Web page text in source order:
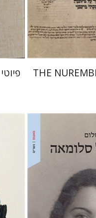
מודפס
$145
THE